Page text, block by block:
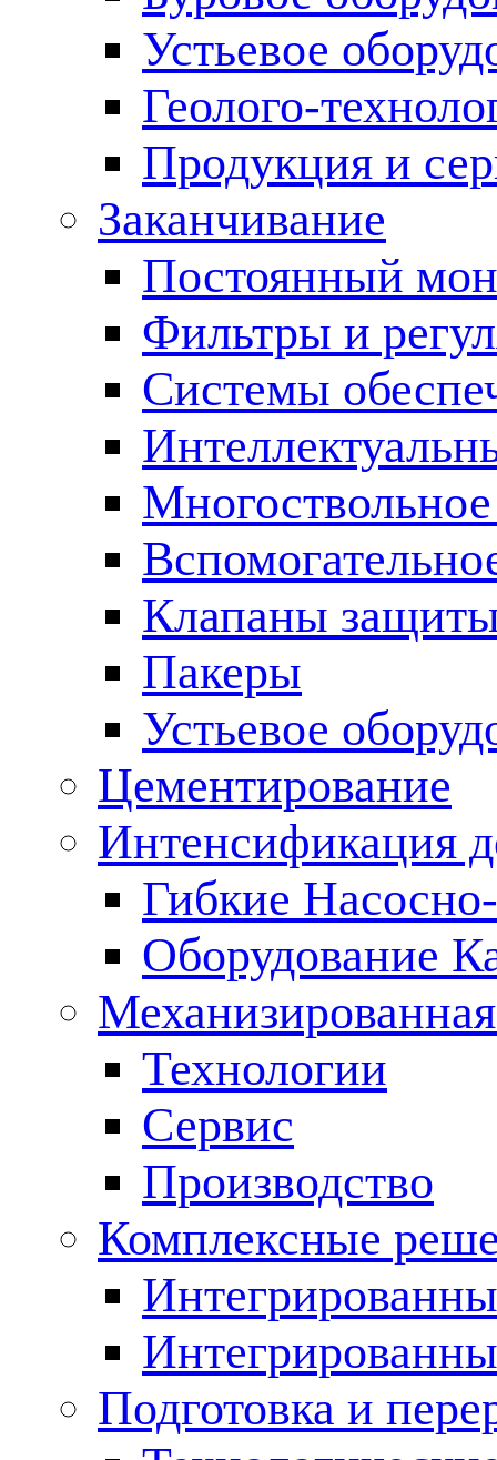
Устьевое
Геолого-
Продукция и
Заканчивание
Постоянный
Фильтры и
Cистемы
Клапаны
Пакеры
Устьевое
Цементирование
Интенсификация
Гибкие
Оборудование
Технологии
Сервис
Производство
Комплексные
Подготовка и